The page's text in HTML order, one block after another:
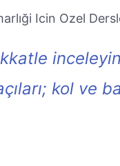
Icin Ozel
kol ve